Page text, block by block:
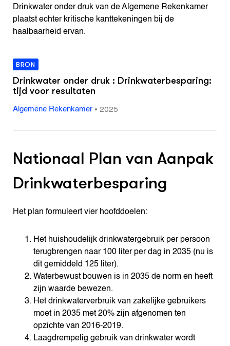
Drinkwater onder druk van de Algemene Rekenkamer
plaatst echter kritische kanttekeningen bij de
haalbaarheid ervan.
BRON
Drinkwater onder druk : Drinkwaterbesparing:
tijd voor resultaten
Algemene Rekenkamer• 2025
Nationaal Plan van Aanpak
Drinkwaterbesparing
Het plan formuleert vier hoofddoelen:
Het huishoudelijk drinkwatergebruik per persoon
terugbrengen naar 100 liter per dag in 2035 (nu is
dit gemiddeld 125 liter).
Waterbewust bouwen is in 2035 de norm en heeft
zijn waarde bewezen.
Het drinkwaterverbruik van zakelijke gebruikers
moet in 2035 met 20% zijn afgenomen ten
opzichte van 2016-2019.
Laagdrempelig gebruik van drinkwater wordt